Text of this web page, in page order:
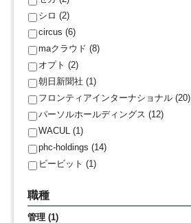
シロ (2)
circus (6)
maクラウド (8)
オプト (2)
朝日新聞社 (1)
フロンティアインターナショナル (20)
パーソルホールディングス (12)
WACUL (1)
phc-holdings (14)
ビービット (1)
職種
管理 (1)